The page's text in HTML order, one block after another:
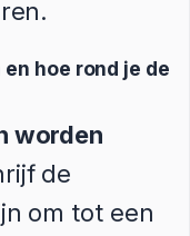
hoe rond je de
worden
de
om tot een